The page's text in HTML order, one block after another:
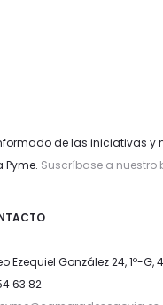
de las iniciativas y
Pyme. Suscríbase a nuestro
Ezequiel González 24, 1º-G,
63 82